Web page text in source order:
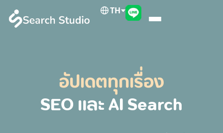
TH
อัปเดตทุกเรื่อง
SEO และ AI Search